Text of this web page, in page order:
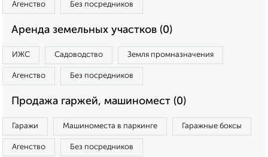
Агенство Без посредников
Аренда земельных участков (0)
ИЖС Садоводство Земля промназначения
Агенство Без посредников
Продажа гаржей, машиномест (0)
Гаражи Машиноместа в паркинге Гаражные боксы
Агенство Без посредников